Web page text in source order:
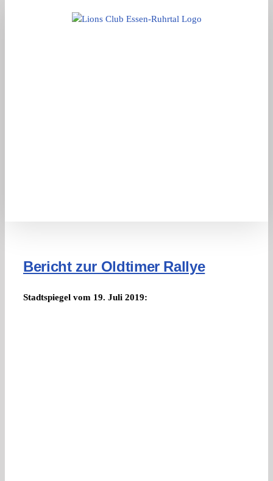
Bericht zur Oldtimer Rallye
Stadtspiegel vom 19. Juli 2019: